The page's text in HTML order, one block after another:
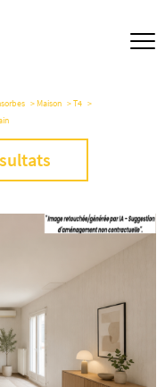
Maison
T4